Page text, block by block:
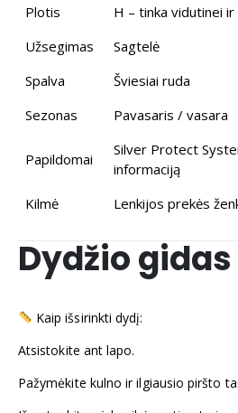
Plotis
H – tinka vidutinei
Užsegimas
Sagtelė
Spalva
Šviesiai ruda
Sezonas
Pavasaris / vasara
Papildomai
Silver Protect
informaciją
Kilmė
Lenkijos prekės
Dydžio gidas
Kaip išsirinkti dydį:
Atsistokite ant lapo.
Pažymėkite kulno ir ilgiausio piršto